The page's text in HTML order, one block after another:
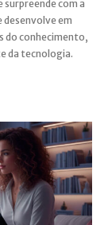
da tecnologia.